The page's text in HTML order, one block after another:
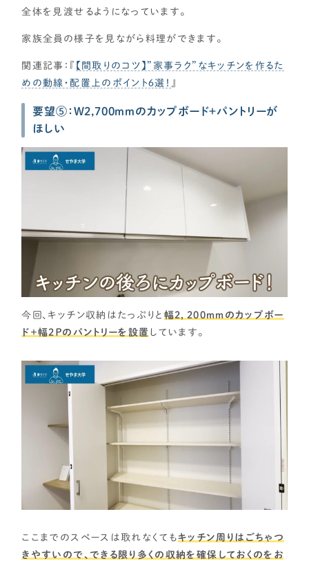
全体を見渡せるようになっています。
家族全員の様子を見ながら料理ができます。
関連記事：『 【間取りのコツ】”家事ラク”なキッチンを作るた
めの動線・配置上のポイント６選！ 』
要望⑤：W2,700mmのカップボード＋パントリーが
ほしい
今回、キッチン収納はたっぷりと 幅2，200ｍｍのカップボー
ド＋幅2Ｐのパントリーを設置 しています。
ここまでのスペースは取れなくてもキッチン周りはごちゃつ
きやすいので、できる限り多くの収納を確保しておくのをお